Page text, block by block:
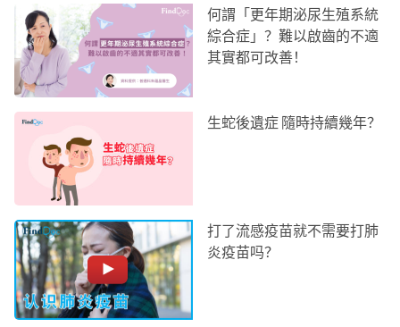
何謂「更年期泌尿生殖系統
綜合症」？難以啟齒的不適
其實都可改善！
生蛇後遺症 隨時持續幾年？
打了流感疫苗就不需要打肺
炎疫苗吗？